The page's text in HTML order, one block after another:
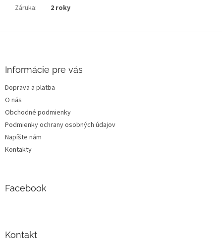
Záruka: 2 roky
e
Informácie pre vás
Doprava a platba
O nás
Obchodné podmienky
Podmienky ochrany osobných údajov
Napíšte nám
Kontakty
Facebook
Kontakt